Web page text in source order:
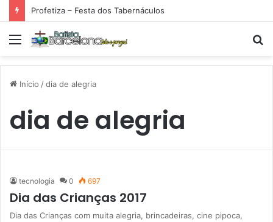
Profetiza – Festa dos Tabernáculos
Menu
Início /dia de alegria
dia de alegria
tecnologia 0 697
Dia das Crianças 2017
Dia das Crianças com muita alegria, brincadeiras, cine pipoca,